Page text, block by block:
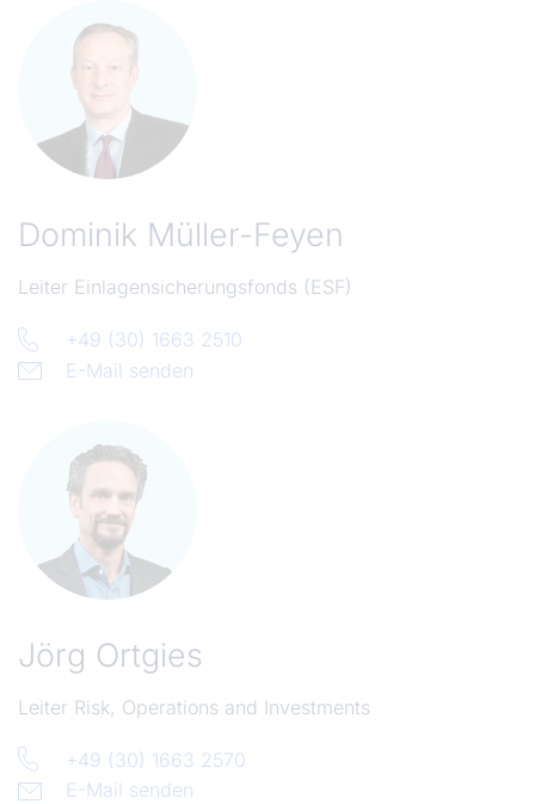
Dominik Müller-Feyen
Leiter Einlagensicherungsfonds (ESF)
+49 (30) 1663 2510
E-Mail senden
Jörg Ortgies
Leiter Risk, Operations and Investments
+49 (30) 1663 2570
E-Mail senden